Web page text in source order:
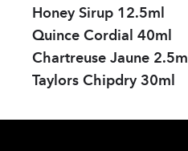
Honey Sirup 12.5ml
Quince Cordial 40ml
Chartreuse Jaune 2.5ml
Taylors Chipdry 30ml